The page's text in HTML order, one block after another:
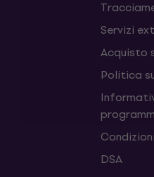
Servizi
Acquisto
Politica
DSA